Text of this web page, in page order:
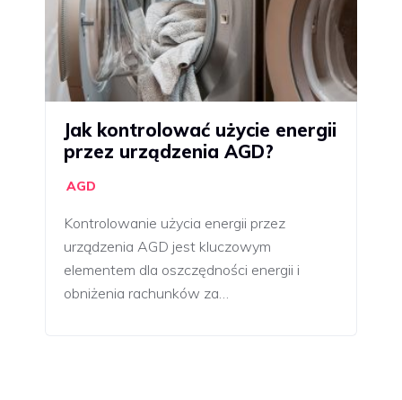
Jak kontrolować użycie energii
przez urządzenia AGD?
AGD
Kontrolowanie użycia energii przez
urządzenia AGD jest kluczowym
elementem dla oszczędności energii i
obniżenia rachunków za…